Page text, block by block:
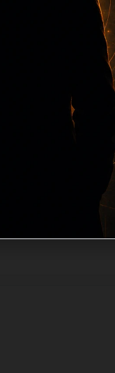
，减少用户反复返回
后续发现页面缺图、